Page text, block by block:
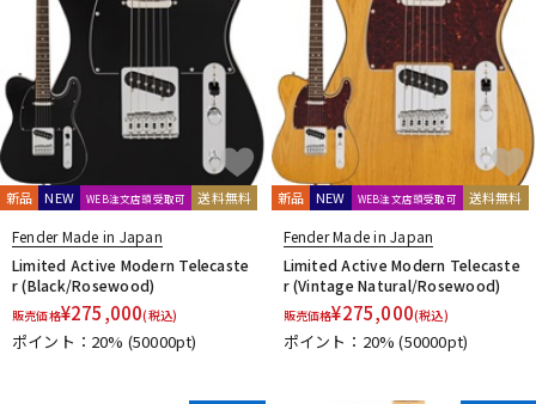
新品 NEW WEB注文店頭受取可 送料無料
Fender Made in Japan
Limited Active Modern Telecaste
r (Black/Rosewood)
販売価格¥275,000(税込)
ポイント：20% (50000pt)
新品 NEW WEB注文店頭受取可 送料無料
Fender Made in Japan
Limited Active Modern Telecaste
r (Vintage Natural/Rosewood)
販売価格¥275,000(税込)
ポイント：20%(50000pt)